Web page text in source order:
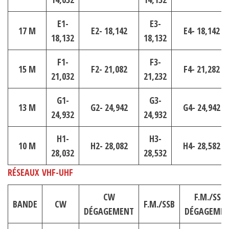
17 M
E1-
18,132
E2- 18,142
E3-
18,132
E4- 18,142
15 M
F1-
21,032
F2- 21,082
F3-
21,232
F4- 21,282
13 M
G1-
24,932
G2- 24,942
G3-
24,932
G4- 24,942
10 M
H1-
28,032
H2- 28,082
H3-
28,532
H4- 28,582
RÉSEAUX VHF-UHF
BANDE CW
CW
DÉGAGEMENT
F.M./SSB
F.M./SSB